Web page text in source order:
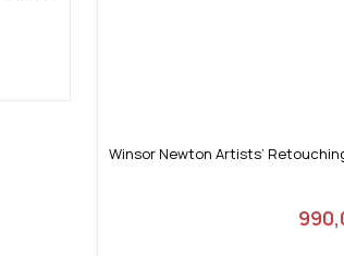
Winsor Newton Artists’